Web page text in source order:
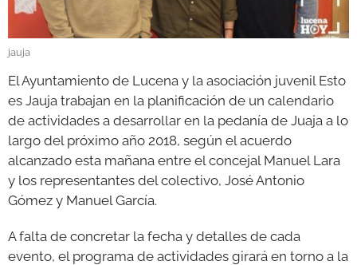
jauja
El Ayuntamiento de Lucena y la asociación juvenil Esto
es Jauja trabajan en la planificación de un calendario
de actividades a desarrollar en la pedanía de Juaja a lo
largo del próximo año 2018, según el acuerdo
alcanzado esta mañana entre el concejal Manuel Lara
y los representantes del colectivo, José Antonio
Gómez y Manuel García.
A falta de concretar la fecha y detalles de cada
evento, el programa de actividades girará en torno a la